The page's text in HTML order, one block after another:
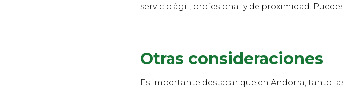
servicio ágil, profesional y de proximidad.
Otras consideraciones
Es importante destacar que en Andorra, tanto